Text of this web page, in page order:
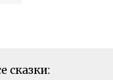
сказки: